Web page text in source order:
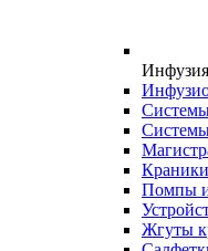
Инфузия
Помпы
Жгуты